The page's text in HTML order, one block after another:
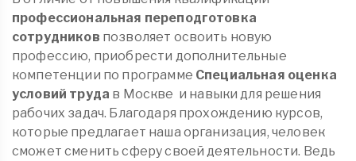
профессиональная переподготовка
сотрудников позволяет освоить новую
профессию, приобрести дополнительные
компетенции по программе Специальная оценка
условий труда в Москве и навыки для решения
рабочих задач. Благодаря прохождению курсов,
которые предлагает наша организация, человек
сможет сменить сферу своей деятельности. Ведь